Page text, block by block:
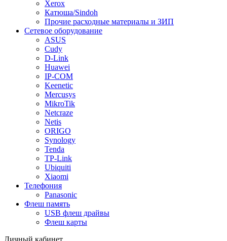
Xerox
Катюша/Sindoh
Прочие расходные материалы и ЗИП
Сетевое оборудование
ASUS
Cudy
D-Link
Huawei
IP-COM
Keenetic
Mercusys
MikroTik
Netcraze
Netis
ORIGO
Synology
Tenda
TP-Link
Ubiquiti
Xiaomi
Телефония
Panasonic
Флеш память
USB флеш драйвы
Флеш карты
Личный кабинет